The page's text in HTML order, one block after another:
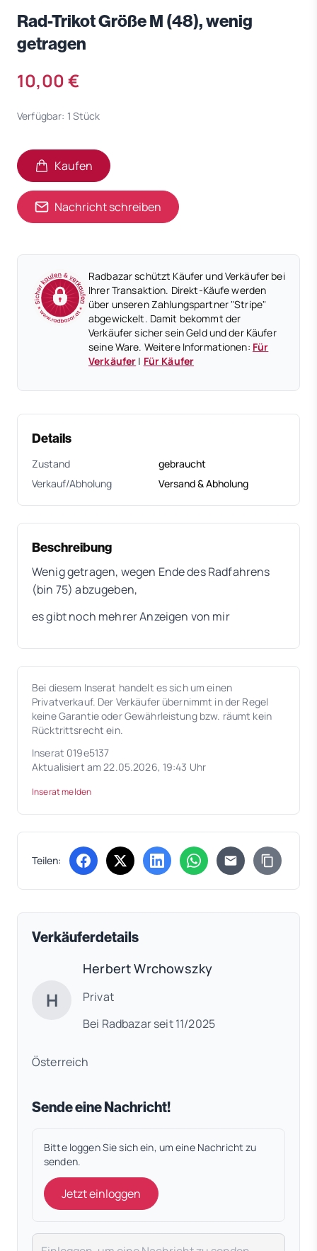
Rad-Trikot Größe M (48), wenig
getragen
10,00 €
Verfügbar: 1 Stück
Kaufen
Nachricht schreiben
Radbazar schützt Käufer und Verkäufer bei
Ihrer Transaktion. Direkt-Käufe werden
über unseren Zahlungspartner "Stripe"
abgewickelt. Damit bekommt der
Verkäufer sicher sein Geld und der Käufer
seine Ware. Weitere Informationen: Für
Verkäufer | Für Käufer
Details
Zustand
gebraucht
Verkauf/Abholung
Versand & Abholung
Beschreibung
Wenig getragen, wegen Ende des Radfahrens
(bin 75) abzugeben,
es gibt noch mehrer Anzeigen von mir
Bei diesem Inserat handelt es sich um einen
Privatverkauf. Der Verkäufer übernimmt in der Regel
keine Garantie oder Gewährleistung bzw. räumt kein
Rücktrittsrecht ein.
Inserat 019e5137
Aktualisiert am 22.05.2026, 19:43 Uhr
Inserat melden
Teilen: (öffnet in neuem Tab)
(öffnet in neuem Tab)
(öffnet in neuem Tab)
(öffnet in neuem Tab)
Verkäuferdetails
H
Herbert Wrchowszky
Privat
Bei Radbazar seit 11/2025
Österreich
Sende eine Nachricht!
Bitte loggen Sie sich ein, um eine Nachricht zu
senden.
Jetzt einloggen
Deine Nachricht